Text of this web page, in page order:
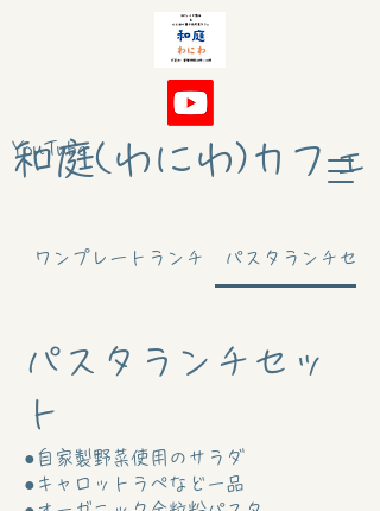
和庭(わにわ)カフェ
YouTube
ワンプレートランチ パスタランチセッ
パスタランチセッ
ト
●自家製野菜使用のサラダ
●キャロットラペなど一品